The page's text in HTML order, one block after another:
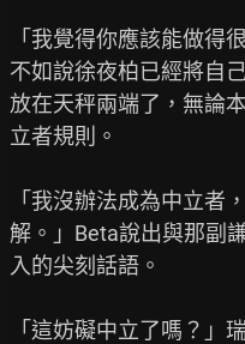
「我覺得你應該能做得
不如說徐夜柏已經將自
放在天秤兩端了，無論
立者規則。
「我沒辦法成為中立者
解。」Beta說出與那副
入的尖刻話語。
「這妨礙中立了嗎？」